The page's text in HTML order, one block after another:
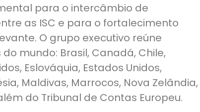
para o intercâmbio de
as ISC e para o fortalecimento
O grupo executivo reúne
mundo: Brasil, Canadá, Chile,
Eslováquia, Estados Unidos,
Maldivas, Marrocos, Nova Zelândia,
do Tribunal de Contas Europeu.